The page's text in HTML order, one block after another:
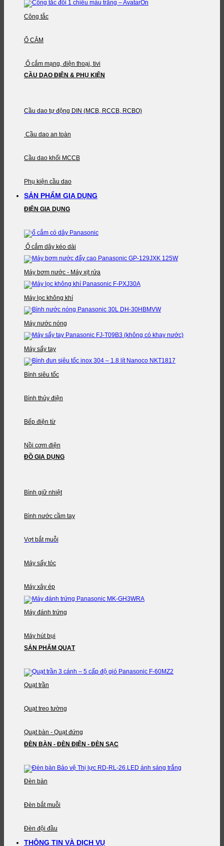
Công tắc
Ổ CẮM
Ổ cắm mạng, điện thoại, tivi
CẦU DAO ĐIỆN & PHỤ KIỆN
Cầu dao tự động DIN (MCB, RCCB, RCBO)
Cầu dao an toàn
Cầu dao khối MCCB
Phụ kiện cầu dao
SẢN PHẨM GIA DỤNG
ĐIỆN GIA DỤNG
Ổ cắm dây kéo dài
Máy bơm nước - Máy xịt rửa
Máy lọc không khí
Máy nước nóng
Máy sấy tay
Bình siêu tốc
Bình thủy điện
Bếp điện từ
Nồi cơm điện
ĐỒ GIA DỤNG
Bình giữ nhiệt
Bình nước cầm tay
Vợt bắt muỗi
Máy sấy tóc
Máy xây ép
Máy đánh trứng
Máy hút bụi
SẢN PHẨM QUẠT
Quạt trần
Quạt treo tường
Quạt bàn - Quạt đứng
ĐÈN BÀN - ĐÈN ĐIỆN - ĐÈN SẠC
Đèn bàn
Đèn bắt muỗi
Đèn đội đầu
THÔNG TIN VÀ DỊCH VỤ